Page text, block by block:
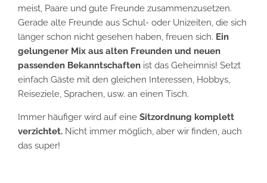
meist, Paare und gute Freunde zusammenzusetzen.
Gerade alte Freunde aus Schul- oder Unizeiten, die sich
länger schon nicht gesehen haben, freuen sich. Ein
gelungener Mix aus alten Freunden und neuen
passenden Bekanntschaften ist das Geheimnis! Setzt
einfach Gäste mit den gleichen Interessen, Hobbys,
Reiseziele, Sprachen, usw. an einen Tisch.
Immer häufiger wird auf eine Sitzordnung komplett
verzichtet. Nicht immer möglich, aber wir finden, auch
das super!